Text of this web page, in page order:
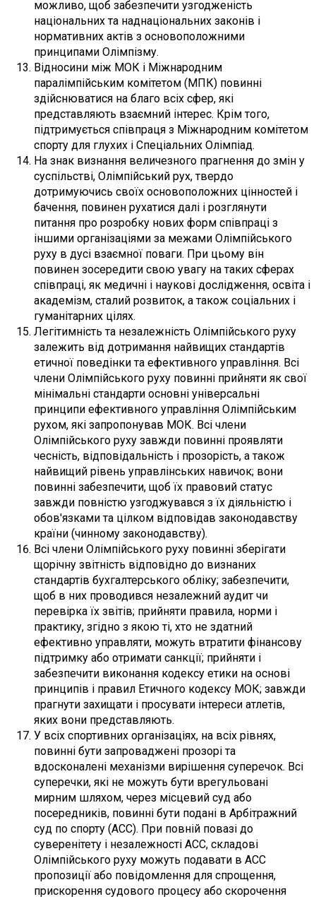
можливо, щоб забезпечити узгодженість
національних та наднаціональних законів і
нормативних актів з основоположними
принципами Олімпізму.
Відносини між МОК і Міжнародним
паралімпійським комітетом (МПК) повинні
здійснюватися на благо всіх сфер, які
представляють взаємний інтерес. Крім того,
підтримується співпраця з Міжнародним комітетом
спорту для глухих і Спеціальних Олімпіад.
На знак визнання величезного прагнення до змін у
суспільстві, Олімпійський рух, твердо
дотримуючись своїх основоположних цінностей і
бачення, повинен рухатися далі і розглянути
питання про розробку нових форм співпраці з
іншими організаціями за межами Олімпійського
руху в дусі взаємної поваги. При цьому він
повинен зосередити свою увагу на таких сферах
співпраці, як медичні і наукові дослідження, освіта і
академізм, сталий розвиток, а також соціальних і
гуманітарних цілях.
Легітимність та незалежність Олімпійського руху
залежить від дотримання найвищих стандартів
етичної поведінки та ефективного управління. Всі
члени Олімпійського руху повинні прийняти як свої
мінімальні стандарти основні універсальні
принципи ефективного управління Олімпійським
рухом, які запропонував МОК. Всі члени
Олімпійського руху завжди повинні проявляти
чесність, відповідальність і прозорість, а також
найвищий рівень управлінських навичок; вони
повинні забезпечити, щоб їх правовий статус
завжди повністю узгоджувався з їх діяльністю і
обов'язками та цілком відповідав законодавству
країни (чинному законодавству).
Всі члени Олімпійського руху повинні зберігати
щорічну звітність відповідно до визнаних
стандартів бухгалтерського обліку; забезпечити,
щоб в них проводився незалежний аудит чи
перевірка їх звітів; прийняти правила, норми і
практику, згідно з якою ті, хто не здатний
ефективно управляти, можуть втратити фінансову
підтримку або отримати санкції; прийняти і
забезпечити виконання кодексу етики на основі
принципів і правил Етичного кодексу МОК; завжди
прагнути захищати і просувати інтереси атлетів,
яких вони представляють.
У всіх спортивних організаціях, на всіх рівнях,
повинні бути запроваджені прозорі та
вдосконалені механізми вирішення суперечок. Всі
суперечки, які не можуть бути врегульовані
мирним шляхом, через місцевий суд або
посередників, повинні бути подані в Арбітражний
суд по спорту (АСС). При повній повазі до
суверенітету і незалежності АСС, складові
Олімпійського руху можуть подавати в АСС
пропозиції або повідомлення для спрощення,
прискорення судового процесу або скорочення